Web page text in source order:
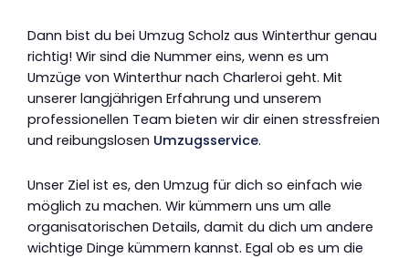
Dann bist du bei Umzug Scholz aus Winterthur genau
richtig! Wir sind die Nummer eins, wenn es um
Umzüge von Winterthur nach Charleroi geht. Mit
unserer langjährigen Erfahrung und unserem
professionellen Team bieten wir dir einen stressfreien
und reibungslosen Umzugsservice.
Unser Ziel ist es, den Umzug für dich so einfach wie
möglich zu machen. Wir kümmern uns um alle
organisatorischen Details, damit du dich um andere
wichtige Dinge kümmern kannst. Egal ob es um die